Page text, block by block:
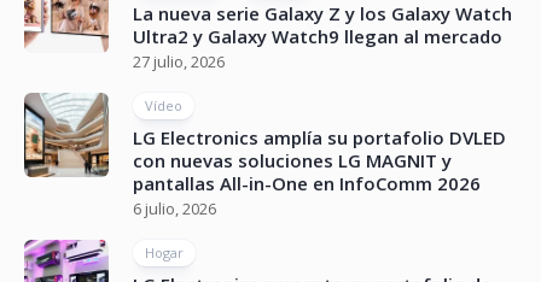
La nueva serie Galaxy Z y los Galaxy Watch
Ultra2 y Galaxy Watch9 llegan al mercado
27 julio, 2026
Vídeo
LG Electronics amplía su portafolio DVLED
con nuevas soluciones LG MAGNIT y
pantallas All-in-One en InfoComm 2026
6 julio, 2026
Hogar